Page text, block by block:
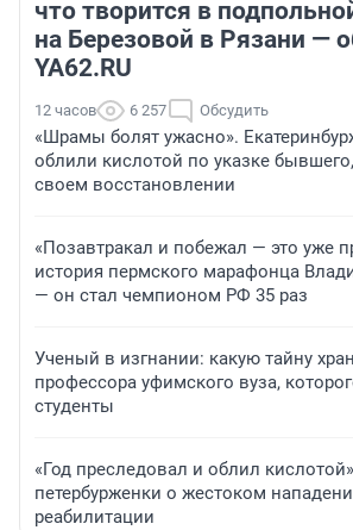
что творится в
на Березовой в Рязани —
YA62.RU
12 часов 6 257 Обсудить
«Шрамы болят ужасно».
облили кислотой по указке
своем восстановлении
«Позавтракал и побежал — это уже
история пермского марафонца
— он стал чемпионом РФ 35 раз
Ученый в изгнании: какую тайну
профессора уфимского вуза,
студенты
«Год преследовал и облил
петербурженки о жестоком
реабилитации